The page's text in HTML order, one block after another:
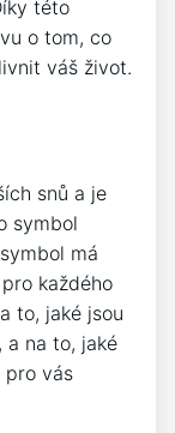
této
o tom, co
váš život.
snů a je
symbol
má
každého
to, jaké jsou
a na to, jaké
pro vás